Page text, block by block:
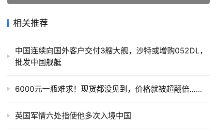
相关推荐
中国连续向国外客户交付3艘大舰，沙特或增购052DL，
批发中国舰艇
6000元一瓶难求！现货都没见到，价格就被超翻倍……
英国军情六处指使他多次入境中国